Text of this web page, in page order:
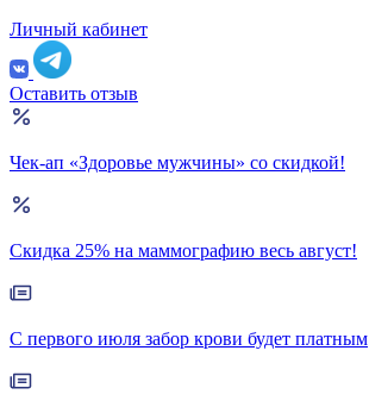
Личный кабинет
Оставить отзыв
Чек-ап «Здоровье мужчины» со скидкой!
Скидка 25% на маммографию весь август!
С первого июля забор крови будет платным